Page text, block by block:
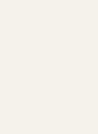
de